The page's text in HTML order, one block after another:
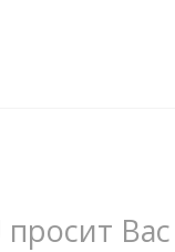
просит